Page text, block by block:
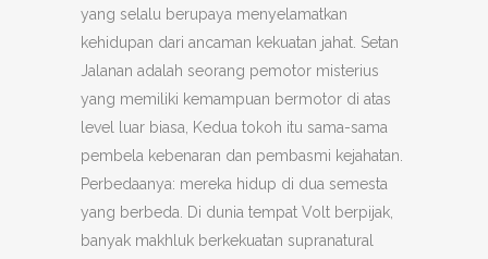
yang selalu berupaya menyelamatkan
kehidupan dari ancaman kekuatan jahat. Setan
Jalanan adalah seorang pemotor misterius
yang memiliki kemampuan bermotor di atas
level luar biasa, Kedua tokoh itu sama-sama
pembela kebenaran dan pembasmi kejahatan.
Perbedaanya: mereka hidup di dua semesta
yang berbeda. Di dunia tempat Volt berpijak,
banyak makhluk berkekuatan supranatural